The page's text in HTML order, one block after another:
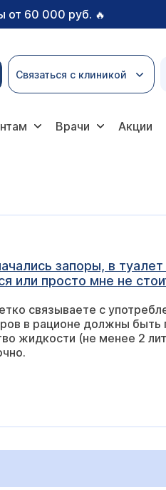
от 60 000 руб. 🔥
Связаться с клиникой
Врачи Акции
запоры, в
или просто мне не
связываете с
в рационе должны
жидкости (не менее 2